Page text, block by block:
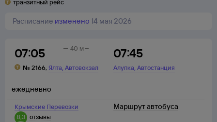
транзитный рейс
Расписание изменено 14 мая 2026
07:05
№ 2166, Ялта,Автовокзал
07:45
Алупка,Автостанция
40 м
Крымские Перевозки
8,3 отзывы
ежедневно
Маршрут автобуса